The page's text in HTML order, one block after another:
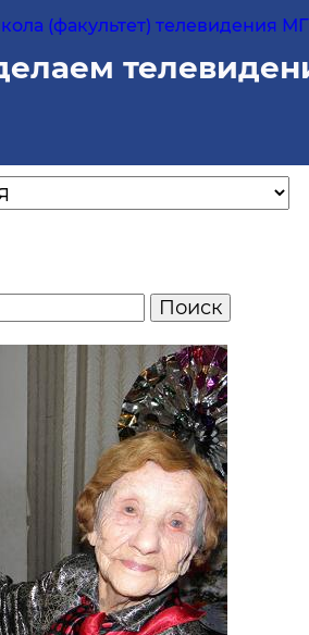
(факультет) телевидения